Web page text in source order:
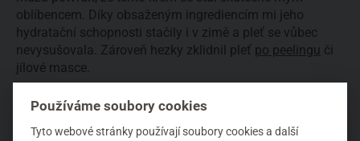
oblíbencem. Díky obsaženým ingrediencím mi jeho
hydratační schopnosti stačily i v zimě a pleť se vůbec
nevysušovala. Zároveň hezky zklidnil pleť po peelingu či
jílové masce.
Používáme soubory cookies
Tyto webové stránky používají soubory cookies a další